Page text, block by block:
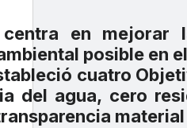
en mejorar
posible en
cuatro
del agua, cero